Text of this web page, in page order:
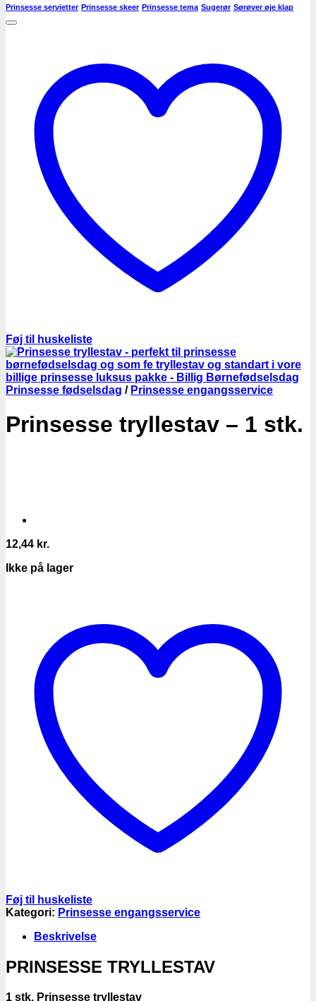
Prinsesse servietter Prinsesse skeer Prinsesse tema Sugerør Sørøver øje klap
Føj til huskeliste
Prinsesse fødselsdag / Prinsesse engangsservice
Prinsesse tryllestav – 1 stk.
12,44 kr.
Ikke på lager
Føj til huskeliste
Kategori: Prinsesse engangsservice
Beskrivelse
PRINSESSE TRYLLESTAV
1 stk. Prinsesse tryllestav